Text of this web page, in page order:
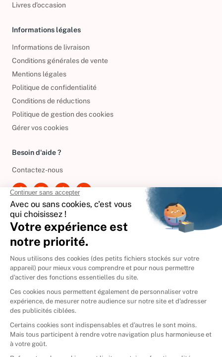
Livres d’occasion
Informations légales
Informations de livraison
Conditions générales de vente
Mentions légales
Politique de confidentialité
Conditions de réductions
Politique de gestion des cookies
Gérer vos cookies
Besoin d'aide ?
Contactez-nous
International
🇪🇸 Espagne
🇩🇪Allemagne
🇮🇹 Italie